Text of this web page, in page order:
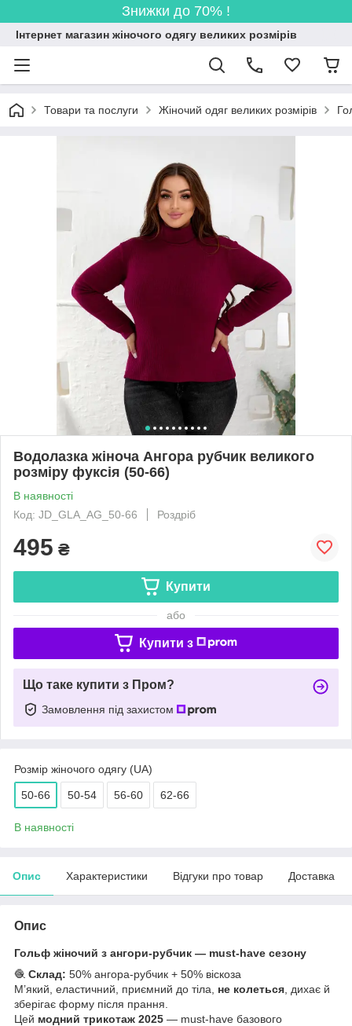
Знижки до 70% !
Інтернет магазин жіночого одягу великих розмірів
Товари та послуги Жіночий одяг великих розмірів
Водолазка жіноча Ангора рубчик великого
розміру фуксія (50-66)
В наявності
Код: JD_GLA_AG_50-66
Роздріб
495 ₴
Купити
або
Купити з
Що таке купити з Пром?
Замовлення під захистом
Розмір жіночого одягу (UA)
50-66 50-54 56-60 62-66
В наявності
Опис Характеристики Відгуки про товар Доставка
Опис
Гольф жіночий з ангори-рубчик — must-have сезону
🧶 Склад: 50% ангора-рубчик + 50% віскоза
М’який, еластичний, приємний до тіла, не колеться , дихає й
зберігає форму після прання.
Цей модний трикотаж 2025 — must-have базового